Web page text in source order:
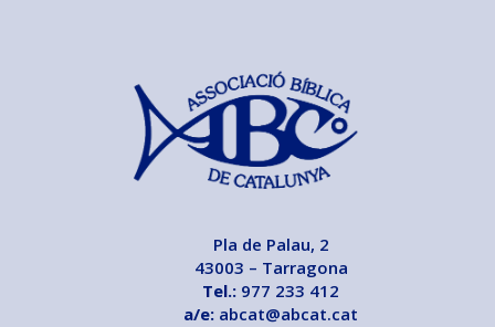
Pla de Palau, 2
43003 – Tarragona
Tel.: 977 233 412
a/e: abcat@abcat.cat